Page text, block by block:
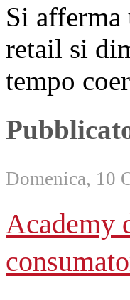
Si afferma
retail si
tempo
Domenica, 10
Academy